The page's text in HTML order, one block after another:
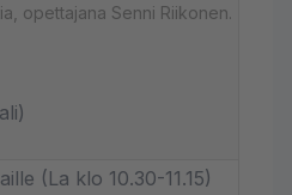
opettajana Senni Riikonen.
(La klo 10.30-11.15)